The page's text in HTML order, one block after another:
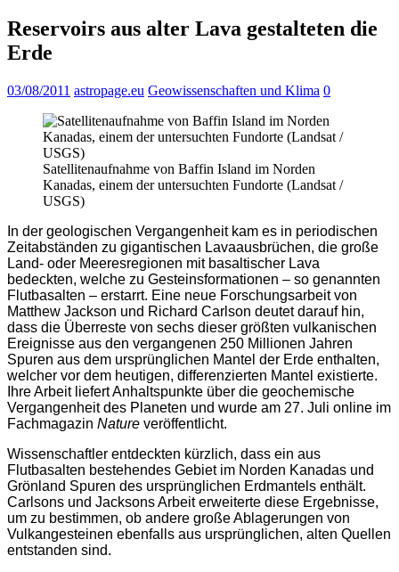
Reservoirs aus alter Lava gestalteten die
Erde
03/08/2011 astropage.eu Geowissenschaften und Klima 0
Satellitenaufnahme von Baffin Island im Norden
Kanadas, einem der untersuchten Fundorte (Landsat /
USGS)
In der geologischen Vergangenheit kam es in periodischen
Zeitabständen zu gigantischen Lavaausbrüchen, die große
Land- oder Meeresregionen mit basaltischer Lava
bedeckten, welche zu Gesteinsformationen – so genannten
Flutbasalten – erstarrt. Eine neue Forschungsarbeit von
Matthew Jackson und Richard Carlson deutet darauf hin,
dass die Überreste von sechs dieser größten vulkanischen
Ereignisse aus den vergangenen 250 Millionen Jahren
Spuren aus dem ursprünglichen Mantel der Erde enthalten,
welcher vor dem heutigen, differenzierten Mantel existierte.
Ihre Arbeit liefert Anhaltspunkte über die geochemische
Vergangenheit des Planeten und wurde am 27. Juli online im
Fachmagazin Nature veröffentlicht.
Wissenschaftler entdeckten kürzlich, dass ein aus
Flutbasalten bestehendes Gebiet im Norden Kanadas und
Grönland Spuren des ursprünglichen Erdmantels enthält.
Carlsons und Jacksons Arbeit erweiterte diese Ergebnisse,
um zu bestimmen, ob andere große Ablagerungen von
Vulkangesteinen ebenfalls aus ursprünglichen, alten Quellen
entstanden sind.